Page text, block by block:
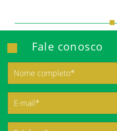
Fale conosco